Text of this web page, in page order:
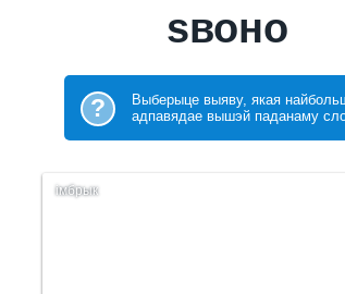
ѕвоно
?
Выберыце выяву, якая
адпавядае вышэй паданаму
імбрык